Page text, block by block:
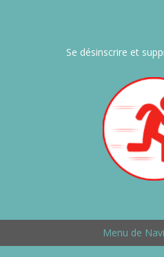
Se désinscrire et
Menu de